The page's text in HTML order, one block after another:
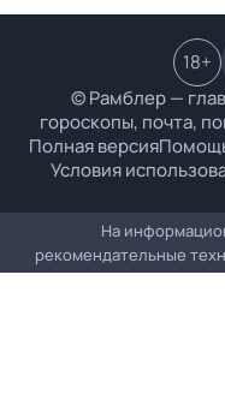
© Рамблер —
гороскопы, почта,
Полная версия
Условия
18+
На
рекомендательные